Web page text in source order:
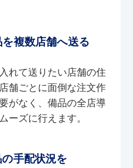
を複数店舗へ送る
れて送りたい店舗の住
舗ごとに面倒な注文作
がなく、備品の全店導
ーズに行えます。
手配状況を